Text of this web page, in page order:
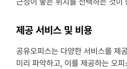
제공 서비스 및 비용
공유오피스는 다양한 서비스를 제
미리 파악하고, 이를 제공하는 오